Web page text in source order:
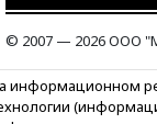
© 2007 — 2026 ООО
информационном